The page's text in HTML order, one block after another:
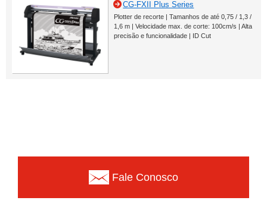
CG-FXII Plus Series
Plotter de recorte | Tamanhos de até 0,75 / 1,3 /
1,6 m | Velocidade max. de corte: 100cm/s | Alta
precisão e funcionalidade | ID Cut
Fale Conosco